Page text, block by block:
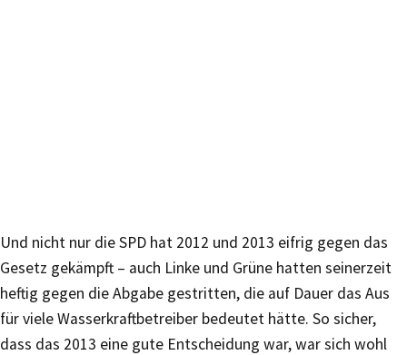
Und nicht nur die SPD hat 2012 und 2013 eifrig gegen das
Gesetz gekämpft – auch Linke und Grüne hatten seinerzeit
heftig gegen die Abgabe gestritten, die auf Dauer das Aus
für viele Wasserkraftbetreiber bedeutet hätte. So sicher,
dass das 2013 eine gute Entscheidung war, war sich wohl